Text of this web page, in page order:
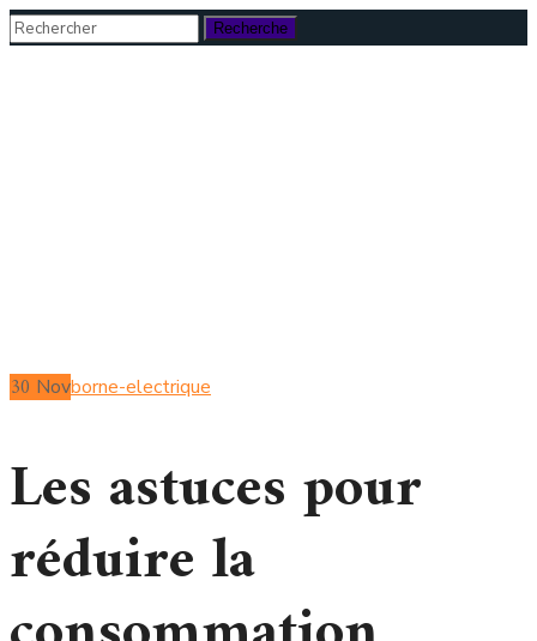
30 Novborne-electrique
Les astuces pour
réduire la